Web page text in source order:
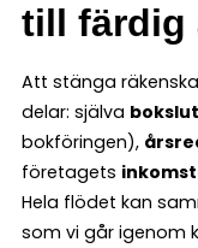
till färdig
Att stänga
delar: själva
bokföringen),
företagets
Hela flödet kan
som vi går igenom